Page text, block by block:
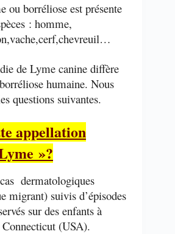
ou borréliose est présente
: homme,
de Lyme canine diffère
humaine. Nous
questions suivantes.
appellation
»?
dermatologiques
migrant) suivis d’épisodes
sur des enfants à
(USA).